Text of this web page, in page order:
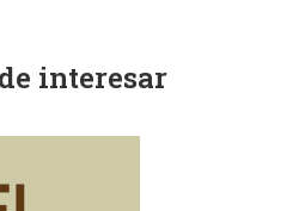
interesar